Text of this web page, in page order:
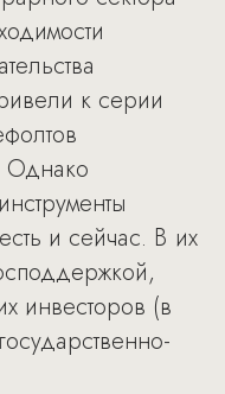
к серии
Однако
и сейчас. В их
инвесторов (в